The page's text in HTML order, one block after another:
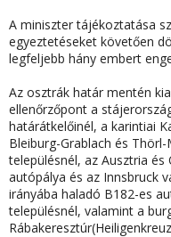
A miniszter tájékoztatása
egyeztetéseket követően
legfeljebb hány embert
Az osztrák határ mentén
ellenőrzőpont a
határátkelőinél, a karintiai
Bleiburg-Grablach és
településnél, az Ausztria
autópálya és az Innsbruck
irányába haladó B182-es
településnél, valamint a